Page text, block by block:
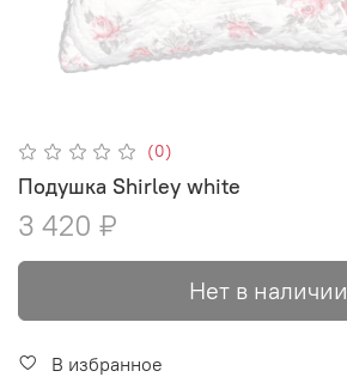
(0)
Подушка Shirley white
3 420 ₽
Нет в наличии
В избранное